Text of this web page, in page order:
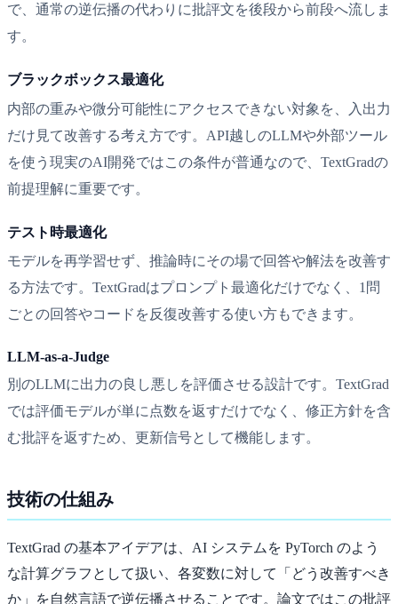
で、通常の逆伝播の代わりに批評文を後段から前段へ流しま
す。
ブラックボックス最適化
内部の重みや微分可能性にアクセスできない対象を、入出力
だけ見て改善する考え方です。API越しのLLMや外部ツール
を使う現実のAI開発ではこの条件が普通なので、TextGradの
前提理解に重要です。
テスト時最適化
モデルを再学習せず、推論時にその場で回答や解法を改善す
る方法です。TextGradはプロンプト最適化だけでなく、1問
ごとの回答やコードを反復改善する使い方もできます。
LLM-as-a-Judge
別のLLMに出力の良し悪しを評価させる設計です。TextGrad
では評価モデルが単に点数を返すだけでなく、修正方針を含
む批評を返すため、更新信号として機能します。
技術の仕組み
TextGrad の基本アイデアは、AI システムを PyTorch のよう
な計算グラフとして扱い、各変数に対して「どう改善すべき
か」を自然言語で逆伝播させることです。論文ではこの批評